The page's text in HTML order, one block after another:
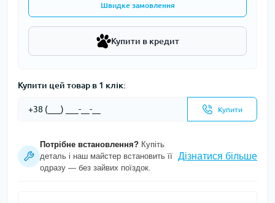
Швидке замовлення
Купити в кредит
Купити цей товар в 1 клік:
Купити
Потрібне встановлення? Купіть
деталь і наш майстер встановить її
одразу — без зайвих поїздок.
Дізнатися більше